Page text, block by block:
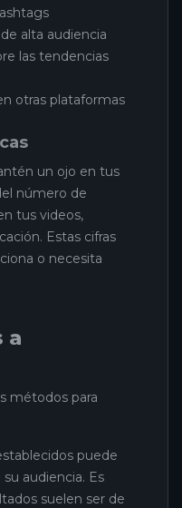
alta audiencia
las tendencias
otras plataformas
un ojo en tus
número de
tus videos,
Estas cifras
o necesita
a
métodos para
puede
audiencia. Es
suelen ser de